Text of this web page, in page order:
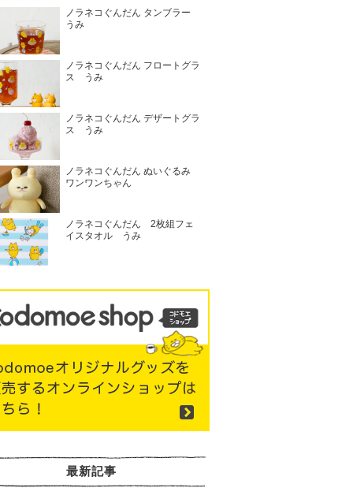
ノラネコぐんだん タンブラー
うみ
ノラネコぐんだん フロートグラ
ス うみ
ノラネコぐんだん デザートグラ
ス うみ
ノラネコぐんだん ぬいぐるみ
ワンワンちゃん
ノラネコぐんだん 2枚組フェ
イスタオル うみ
最新記事